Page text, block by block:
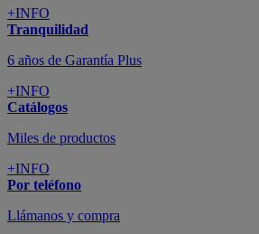
+INFO
Tranquilidad
6 años de Garantía Plus
+INFO
Catálogos
Miles de productos
+INFO
Por teléfono
Llámanos y compra